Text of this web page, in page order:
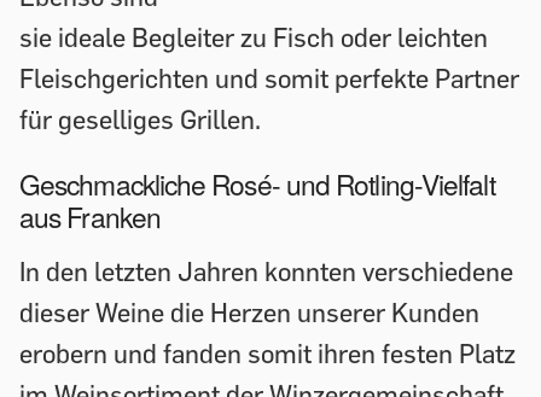
sie ideale Begleiter zu Fisch oder leichten
Fleischgerichten und somit perfekte Partner
für geselliges Grillen.
Geschmackliche Rosé- und Rotling-Vielfalt
aus Franken
In den letzten Jahren konnten verschiedene
dieser Weine die Herzen unserer Kunden
erobern und fanden somit ihren festen Platz